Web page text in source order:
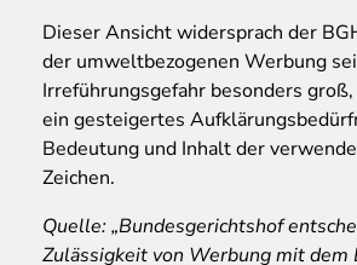
Dieser Ansicht widersprach der
der umweltbezogenen Werbung
Irreführungsgefahr besonders
ein gesteigertes
Bedeutung und Inhalt der
Zeichen.
Quelle: „Bundesgerichtshof
Zulässigkeit von Werbung mit dem